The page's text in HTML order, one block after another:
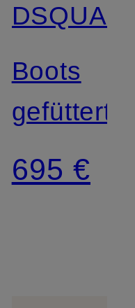
Boots
gefüttert
695 €